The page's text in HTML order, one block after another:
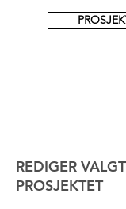
REDIGER
PROSJEKTET